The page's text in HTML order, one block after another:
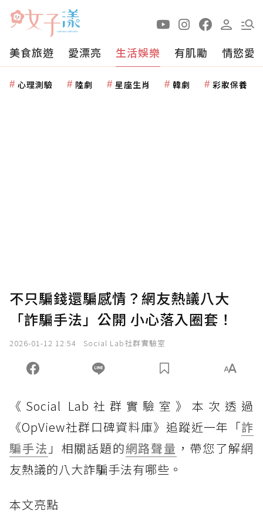
美食旅遊 愛漂亮 生活娛樂 有肌勵 情慾愛
心理測驗 陸劇 星座生肖 韓劇 彩妝保養
不只騙錢還騙感情？網友熱議八大
「詐騙手法」公開 小心落入圈套！
2026-01-12 12:54 Social Lab社群實驗室
《Social Lab社群實驗室》本次透過
《OpView社群口碑資料庫》追蹤近一年「詐
騙手法 」相關話題的網路聲量 ，帶您了解網
友熱議的八大詐騙手法有哪些。
本文亮點